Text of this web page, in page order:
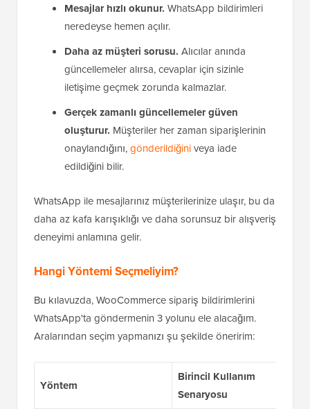
Mesajlar hızlı okunur. WhatsApp bildirimleri
neredeyse hemen açılır.
Daha az müşteri sorusu. Alıcılar anında
güncellemeler alırsa, cevaplar için sizinle
iletişime geçmek zorunda kalmazlar.
Gerçek zamanlı güncellemeler güven
oluşturur. Müşteriler her zaman siparişlerinin
onaylandığını,gönderildiğiniveya iade
edildiğini bilir.
WhatsApp ile mesajlarınız müşterilerinize ulaşır, bu da
daha az kafa karışıklığı ve daha sorunsuz bir alışveriş
deneyimi anlamına gelir.
Hangi Yöntemi Seçmeliyim?
Bu kılavuzda, WooCommerce sipariş bildirimlerini
WhatsApp'ta göndermenin 3 yolunu ele alacağım.
Aralarından seçim yapmanızı şu şekilde öneririm:
Yöntem
Birincil Kullanım
Senaryosu